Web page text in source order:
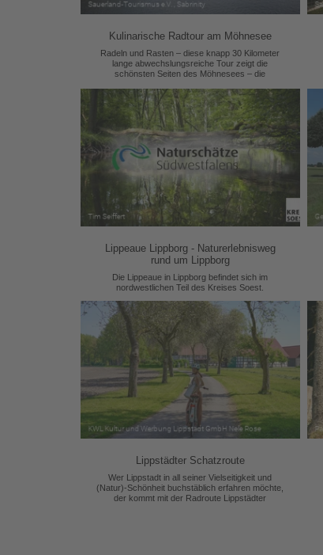
Kulinarische Radtour am Möhnesee
Radeln und Rasten – diese knapp 30 Kilometer
lange abwechslungsreiche Tour zeigt die
schönsten Seiten des Möhnesees – die
Lippeaue Lippborg - Naturerlebnisweg
rund um Lippborg
Die Lippeaue in Lippborg befindet sich im
nordwestlichen Teil des Kreises Soest.
Lippstädter Schatzroute
Wer Lippstadt in all seiner Vielseitigkeit und
(Natur)-Schönheit buchstäblich erfahren möchte,
der kommt mit der Radroute Lippstädter